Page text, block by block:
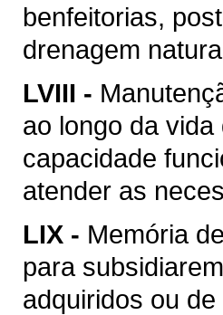
benfeitorias,
drenagem
LVIII -
ao longo da
capacidade
atender as
LIX - Memória
para
adquiridos ou